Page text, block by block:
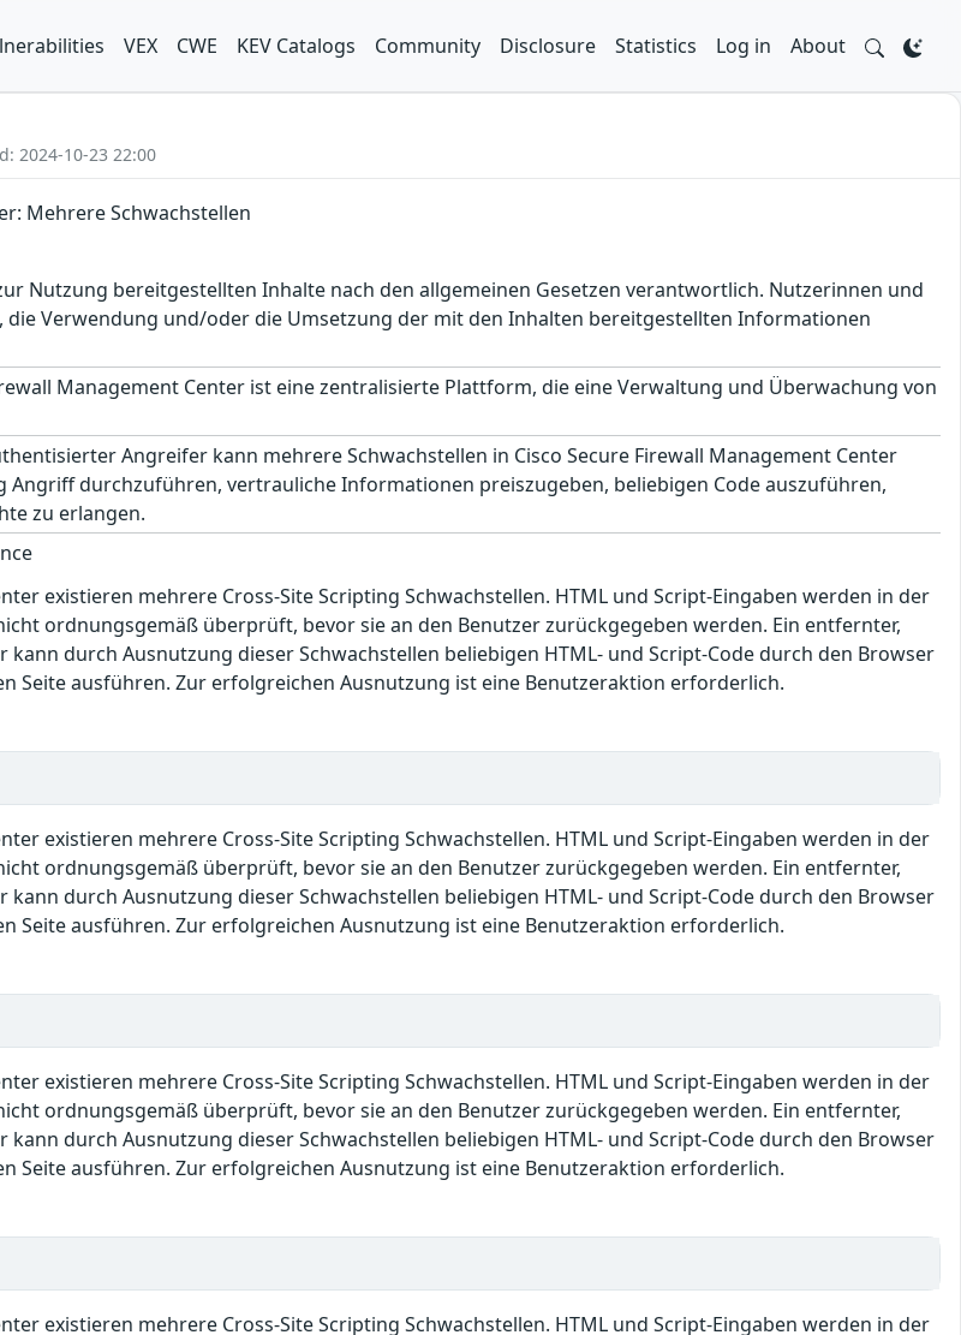
VEX CWE KEV Catalogs Community Disclosure Statistics Log in About
2024-10-23 22:00
Mehrere Schwachstellen
Nutzung bereitgestellten Inhalte nach den allgemeinen Gesetzen verantwortlich. Nutzerinnen und
Verwendung und/oder die Umsetzung der mit den Inhalten bereitgestellten Informationen
Management Center ist eine zentralisierte Plattform, die eine Verwaltung und Überwachung von
Angreifer kann mehrere Schwachstellen in Cisco Secure Firewall Management Center
Angriff durchzuführen, vertrauliche Informationen preiszugeben, beliebigen Code auszuführen,
zu erlangen.
existieren mehrere Cross-Site Scripting Schwachstellen. HTML und Script-Eingaben werden in der
ordnungsgemäß überprüft, bevor sie an den Benutzer zurückgegeben werden. Ein entfernter,
durch Ausnutzung dieser Schwachstellen beliebigen HTML- und Script-Code durch den Browser
Seite ausführen. Zur erfolgreichen Ausnutzung ist eine Benutzeraktion erforderlich.
existieren mehrere Cross-Site Scripting Schwachstellen. HTML und Script-Eingaben werden in der
ordnungsgemäß überprüft, bevor sie an den Benutzer zurückgegeben werden. Ein entfernter,
durch Ausnutzung dieser Schwachstellen beliebigen HTML- und Script-Code durch den Browser
Seite ausführen. Zur erfolgreichen Ausnutzung ist eine Benutzeraktion erforderlich.
existieren mehrere Cross-Site Scripting Schwachstellen. HTML und Script-Eingaben werden in der
ordnungsgemäß überprüft, bevor sie an den Benutzer zurückgegeben werden. Ein entfernter,
durch Ausnutzung dieser Schwachstellen beliebigen HTML- und Script-Code durch den Browser
Seite ausführen. Zur erfolgreichen Ausnutzung ist eine Benutzeraktion erforderlich.
existieren mehrere Cross-Site Scripting Schwachstellen. HTML und Script-Eingaben werden in der